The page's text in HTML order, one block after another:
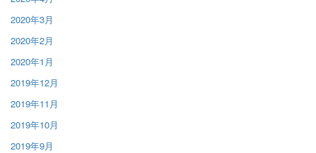
2020年3月
2020年2月
2020年1月
2019年12月
2019年11月
2019年10月
2019年9月